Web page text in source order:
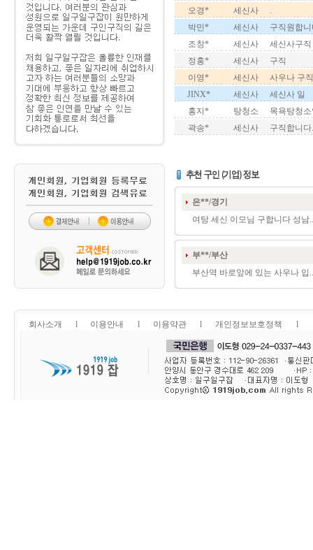
오경*
세신사
.
박민*
세신사
구직원합
조창*
세신사
세신사구직
정홍*
세신사
구직
이영*
세신사
사우나 구직
JINX*
세신사
세신사 일
홍지*
탕청소
목욕탕청
곽송*
세신사 구직합니다.
은**/경기
여탕 세신 이모님 구합니다 성남..
부**/부산
부산역 바로앞에 있는 사우나 입..
회사소개 l 이용안내 l 이용약관 l 개인정보보호정책 l